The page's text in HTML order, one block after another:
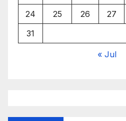
24
25 26 27
31
« Jul